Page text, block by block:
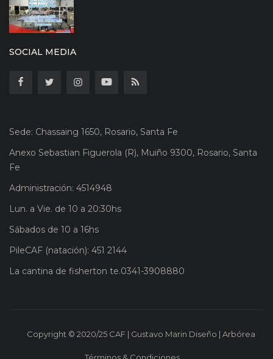
SOCIAL MEDIA
Sede: Chassaing 1650, Rosario, Santa Fe
Anexo Sebastian Figuerola (R), Muiño 9300, Rosario, Santa
Fe
Administración: 4514948
Lun. a Vie. de 10 a 20:30hs
Sábados de 10 a 16hs
PileCAF (natación): 451 2144
La cantina de fisherton te.0341-3908880
Copyright © 2020/25 CAF | Gustavo Marin Diseño | Arbórea